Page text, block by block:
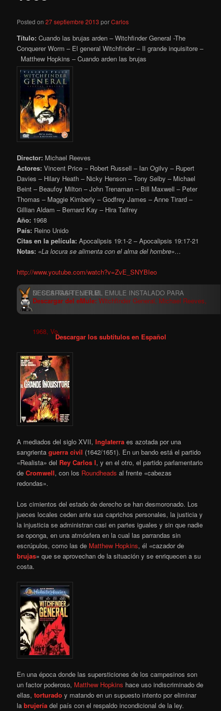
Posted on27 septiembre 2013 porCarlos
Título:Cuando las brujas arden – Witchfinder General -The
Conquerer Worm – El general Witchfinder – Il grande inquisitore –
Matthew Hopkins – Cuando arden las brujas
Director: Michael Reeves
Actores: Vincent Price – Robert Russell – Ian Ogilvy – Rupert
Davies – Hilary Heath – Nicky Henson – Tony Selby – Michael
Beint – Beaufoy Milton – John Trenaman – Bill Maxwell – Peter
Thomas – Maggie Kimberly – Godfrey James – Anne Tirard –
Gillian Aldam – Bernard Kay – Hira Talfrey
Año: 1968
País: Reino Unido
Citas en la película: Apocalipsis 19:1-2 – Apocalipsis 19:17-21
Notas: «La locura se alimenta con el alma del hombre»…
http://www.youtube.com/watch?v=ZvE_SNYBIeo
Descargar del eMule: Witchfinder General, Michael Reeves,
1968, Vo.
Descargar los subtítulos en Español
A mediados del siglo XVII,Inglaterra es azotada por una
sangrientaguerra civil (1642/1651). En un bando está el partido
«Realista» del Rey Carlos I, y en el otro, el partido parlamentario
deCromwell, con los Roundheads al frente «cabezas
redondas».
Los cimientos del estado de derecho se han desmoronado. Los
jueces locales ceden ante sus caprichos personales, la justicia y
la injusticia se administran casi en partes iguales y sin que nadie
se oponga, en una atmósfera en la cual las parrandas sin
escrúpulos, como las de Matthew Hopkins, él «cazador de
brujas» que se aprovechan de la situación y se enriquecen a su
costa.
En una época donde las supersticiones de los campesinos son
un factor poderoso, Matthew Hopkins hace uso indiscriminado de
ellas,torturado y matando en un supuesto intento por eliminar
labrujería del país con el respaldo incondicional de la ley.